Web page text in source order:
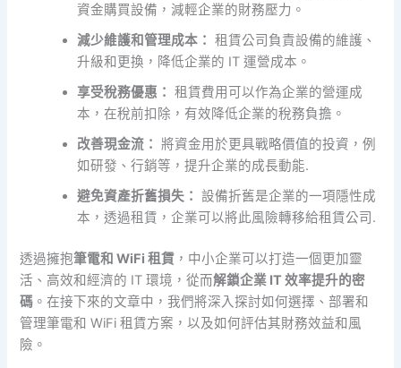
資金購買設備，減輕企業的財務壓力。
減少維護和管理成本： 租賃公司負責設備的維護、
升級和更換，降低企業的 IT 運營成本。
享受稅務優惠： 租賃費用可以作為企業的營運成
本，在稅前扣除，有效降低企業的稅務負擔。
改善現金流： 將資金用於更具戰略價值的投資，例
如研發、行銷等，提升企業的成長動能.
避免資產折舊損失： 設備折舊是企業的一項隱性成
本，透過租賃，企業可以將此風險轉移給租賃公司.
透過擁抱筆電和 WiFi 租賃 ，中小企業可以打造一個更加靈
活、高效和經濟的 IT 環境，從而解鎖企業 IT 效率提升的密
碼 。在接下來的文章中，我們將深入探討如何選擇、部署和
管理筆電和 WiFi 租賃方案，以及如何評估其財務效益和風
險。